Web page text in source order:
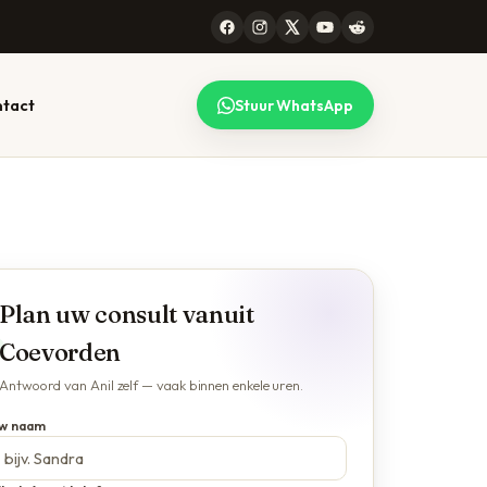
gesprek
— lees
→
werkt voor heel
Bekijk de
Stuur WhatsApp
Plan uw consult vanuit
Coevorden
Antwoord van Anil zelf — vaak binnen enkele uren.
naam